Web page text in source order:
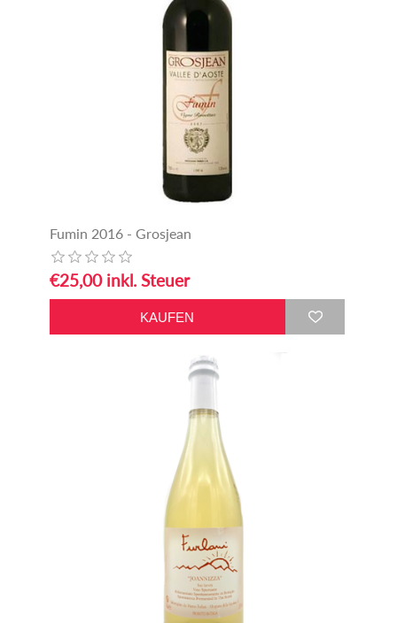
Fumin 2016 - Grosjean
€25,00 inkl. Steuer